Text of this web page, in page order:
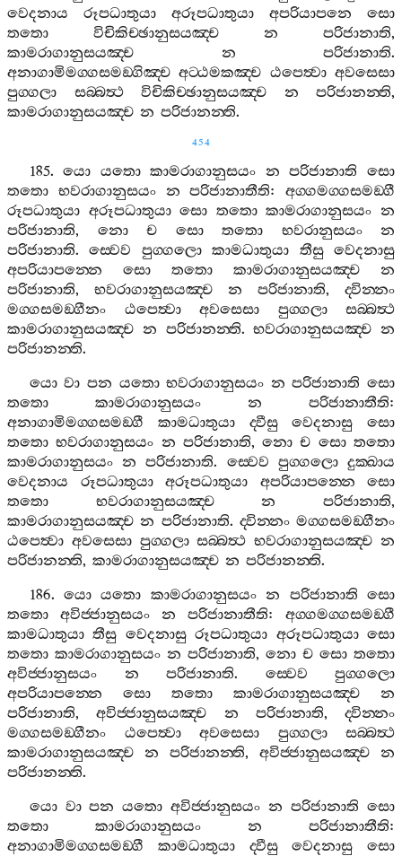
වෙදනාය
රූපධාතුයා අරූපධාතුයා අපරියාපනෙ
සො
තතො
විචිකිච‍්ඡානුසයඤ‍්ච න පරිජානාති,
කාමරාගානුසයඤ‍්ච
න පරිජානාති.
අනාගාමිමග‍්ගසමඞ‍්ගිඤ‍්ච අට‍්ඨමකඤ‍්ච ඨපෙත්‍වා අවසෙසා
පුග‍්ගලා
සබ‍්බත්‍ථ විචිකිච‍්ඡානුසයඤ‍්ච න පරිජානන‍්ති,
කාමරාගානුසයඤ‍්ච න පරිජානන‍්ති.
454
185.යො යතො කාමරාගානුසයං න පරිජානාති
සො
තතො භවරාගානුසයං න පරිජානාතීති: අග‍්ගමග‍්ගසමඞ‍්ගී
රූපධාතුයා අරූපධාතුයා සො තතො කාමරාගානුසයං න
පරිජානාති, නො ච සො තතො භවරානුසයං
න
පරිජානාති.ස‍්වෙව පුග‍්ගලො කාමධාතුයා තීසු
වෙදනාසු
අපරියාපන‍්නෙ
සො තතො කාමරාගානුසයඤ‍්ච
න
පරිජානාති, භවරාගානුසයඤ‍්ච න පරිජානාති, ද‍්වින‍්නං
මග‍්ගසමඞ‍්ගීනං
ඨපෙත්‍වා අවසෙසා පුග‍්ගලා
සබ‍්බත්‍ථ
කාමරාගානුසයඤ‍්ච න පරිජානන‍්ති.භවරාගානුසයඤ‍්ච න
පරිජානන‍්ති.
යො වා පන යතො භවරාගානුසයං න පරිජානාති සො
තතො
කාමරාගානුසයං න පරිජානාතීති:
අනාගාමිමග‍්ගසමඞ‍්ගී
කාමධාතුයා ද‍්වීසු වෙදනාසු
සො
තතො භවරාගානුසයං න පරිජානාති,නො ච සො තතො
කාමරාගානුසයං න පරිජානාති. ස‍්වෙව පුග‍්ගලො දුක‍්ඛාය
වෙදනාය
රූපධාතුයා අරූපධාතුයා අපරියාපන‍්නෙ
සො
තතො
භවරාගානුසයඤ‍්ච න පරිජානාති,
කාමරාගානුසයඤ‍්ච න පරිජානාති. ද‍්වින‍්නං මග‍්ගසමඞ‍්ගීනං
ඨපෙත්‍වා අවසෙසා පුග‍්ගලා සබ‍්බත්‍ථ භවරාගානුසයඤ‍්ච න
පරිජානන‍්ති, කාමරාගානුසයඤ‍්ච න පරිජානන‍්ති.
186.යො යතො කාමරාගානුසයං න පරිජානාති සො
තතො
අවිජ‍්ජානුසයං න පරිජානාතීති: අග‍්ගමග‍්ගසමඞ‍්ගී
කාමධාතුයා තීසු වෙදනාසු රූපධාතුයා අරූපධාතුයා සො
තතො කාමරාගානුසයං න පරිජානාති, නො ච සො තතො
අවිජ‍්ජානුසයං
න පරිජානාති. ස‍්වෙව
පුග‍්ගලො
අපරියාපන‍්නෙ
සො තතො කාමරාගානුසයඤ‍්ච
න
පරිජානාති,අවිජ‍්ජානුසයඤ‍්ච න පරිජානාති, ද‍්වින‍්නං
මග‍්ගසමඞ‍්ගීනං
ඨපෙත්‍වා අවසෙසා පුග‍්ගලා
සබ‍්බත්‍ථ
කාමරාගානුසයඤ‍්ච
න පරිජානන‍්ති, අවිජ‍්ජානුසයඤ‍්ච
න
පරිජානන‍්ති.
යො වා පන යතො අවිජ‍්ජානුසයං න පරිජානාති සො
තතො
කාමරාගානුසයං න පරිජානාතීති:
අනාගාමිමග‍්ගසමඞ‍්ගී
කාමධාතුයා ද‍්වීසු වෙදනාසු
සො